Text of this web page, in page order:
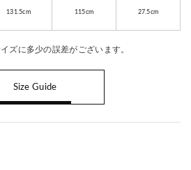
131.5cm 115cm 27.5cm
ズに多少の誤差がございます。
Size Guide